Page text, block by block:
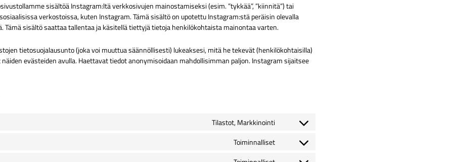
sisältöä Instagram:ltä verkkosivujen mainostamiseksi (esim. ”tykkää”, ”kiinnitä”) tai
verkostoissa, kuten Instagram. Tämä sisältö on upotettu Instagram:stä peräisin olevalla
Tämä sisältö saattaa tallentaa ja käsitellä tiettyjä tietoja henkilökohtaista mainontaa varten.
tietosuojalausunto (joka voi muuttua säännöllisesti) lukeaksesi, mitä he tekevät (henkilökohtaisilla)
evästeiden avulla. Haettavat tiedot anonymisoidaan mahdollisimman paljon. Instagram sijaitsee
Tilastot, Markkinointi
Consent
service
wistia
Toiminnalliset
Consent